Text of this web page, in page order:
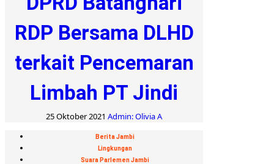
RDP Bersama DLHD
terkait Pencemaran
Limbah PT Jindi
25 Oktober 2021 Admin: Olivia A
Berita Jambi
Lingkungan
Suara Parlemen Jambi